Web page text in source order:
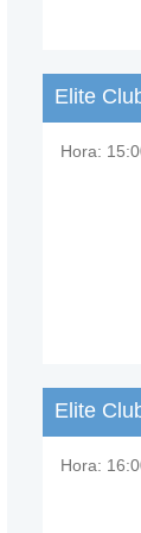
Elite
Hora:
Elite
Hora: